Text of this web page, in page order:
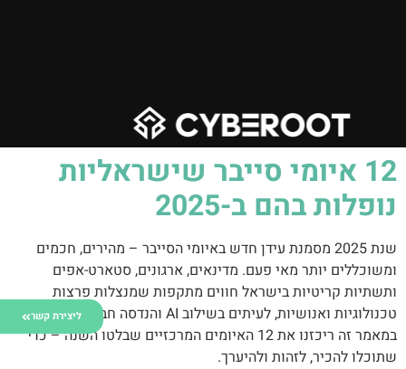
ליצירת קשר
‎12 איומי סייבר שישראליות
נופלות בהם ב-2025
שנת 2025 מסמנת עידן חדש באיומי הסייבר – מהירים, חכמים
ומשוכללים יותר מאי פעם. מדינאים, ארגונים, סטארט-אפים
ותשתיות קריטיות בישראל חווים מתקפות שמנצלות פרצות
טכנולוגיות ואנושיות, לעיתים בשילוב AI והנדסה חברתית מתקדמת.
במאמר זה ריכזנו את 12 האיומים המרכזיים שבלטו השנה – כדי
שתוכלו להכיר, לזהות ולהיערך.